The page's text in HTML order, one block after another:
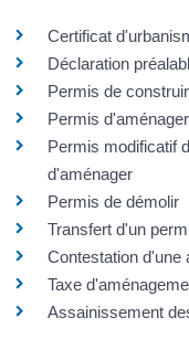
Certificat
Déclaration
Permis de
Permis d'aménager
Permis modificatif
d'aménager
Permis de démolir
Transfert d'un
Contestation d'une
Taxe
Assainissement